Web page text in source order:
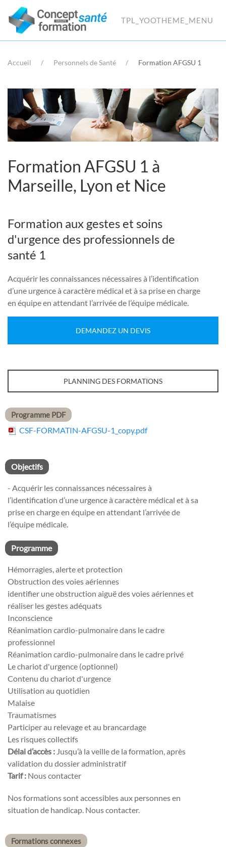
TPL_YOOTHEME_MENU
Accueil Personnels de Santé Formation AFGSU 1
Formation AFGSU 1 à
Marseille, Lyon et Nice
Formation aux gestes et soins
d'urgence des professionnels de
santé 1
Acquérir les connaissances nécessaires à l’identification
d’une urgence à caractère médical et à sa prise en charge
en équipe en attendant l’arrivée de l’équipe médicale.
DEMANDEZ UN DEVIS
PLANNING DES FORMATIONS
Programme PDF
CSF-FORMATIN-AFGSU-1_copy.pdf
Objectifs
- Acquérir les connaissances nécessaires à
l’identification d’une urgence à caractère médical et à sa
prise en charge en équipe en attendant l’arrivée de
l’équipe médicale.
Programme
Hémorragies, alerte et protection
Obstruction des voies aériennes
identifier une obstruction aiguë des voies aériennes et
réaliser les gestes adéquats
Inconscience
Réanimation cardio-pulmonaire dans le cadre
professionnel
Réanimation cardio-pulmonaire dans le cadre privé
Le chariot d'urgence (optionnel)
Contenu du chariot d'urgence
Utilisation au quotidien
Malaise
Traumatismes
Participer au relevage et au brancardage
Les risques collectifs
Délai d’accès : Jusqu’à la veille de la formation, après
validation du dossier administratif
Tarif : Nous contacter
Nos formations sont accessibles aux personnes en
situation de handicap. Nous contacter.
Formations connexes